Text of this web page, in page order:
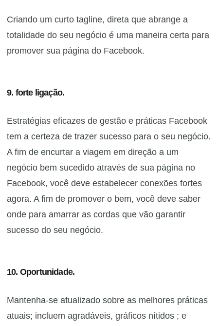
Criando um curto tagline, direta que abrange a
totalidade do seu negócio é uma maneira certa para
promover sua página do Facebook.
9. forte ligação.
Estratégias eficazes de gestão e práticas Facebook
tem a certeza de trazer sucesso para o seu negócio.
A fim de encurtar a viagem em direção a um
negócio bem sucedido através de sua página no
Facebook, você deve estabelecer conexões fortes
agora. A fim de promover o bem, você deve saber
onde para amarrar as cordas que vão garantir
sucesso do seu negócio.
10. Oportunidade.
Mantenha-se atualizado sobre as melhores práticas
atuais; incluem agradáveis, gráficos nítidos ; e